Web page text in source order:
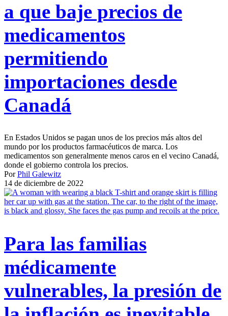
a que baje precios de
medicamentos
permitiendo
importaciones desde
Canadá
En Estados Unidos se pagan unos de los precios más altos del
mundo por los productos farmacéuticos de marca. Los
medicamentos son generalmente menos caros en el vecino Canadá,
donde el gobierno controla los precios.
PorPhil Galewitz
14 de diciembre de 2022
Para las familias
médicamente
vulnerables, la presión de